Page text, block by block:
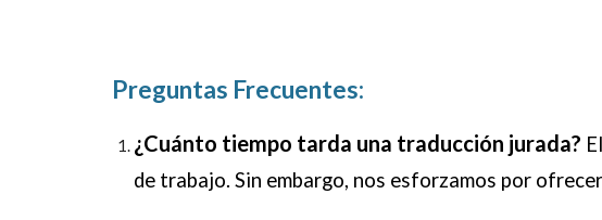
Preguntas Frecuentes:
¿Cuánto tiempo tarda una traducción jurada?
de trabajo. Sin embargo, nos esforzamos por